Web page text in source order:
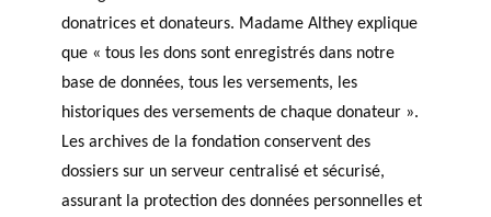
donatrices et donateurs. Madame Althey explique
que « tous les dons sont enregistrés dans notre
base de données, tous les versements, les
historiques des versements de chaque donateur ».
Les archives de la fondation conservent des
dossiers sur un serveur centralisé et sécurisé,
assurant la protection des données personnelles et